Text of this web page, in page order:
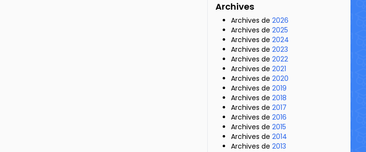
Archives
Archives de 2026
Archives de 2025
Archives de 2024
Archives de 2023
Archives de 2022
Archives de 2021
Archives de 2020
Archives de 2019
Archives de 2018
Archives de 2017
Archives de 2016
Archives de 2015
Archives de 2014
Archives de 2013